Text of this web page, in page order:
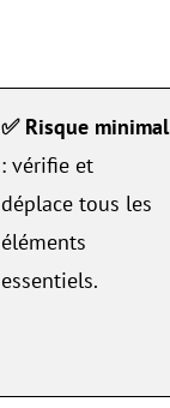
✅ Risque minimal
: vérifie et
déplace tous les
éléments
essentiels.